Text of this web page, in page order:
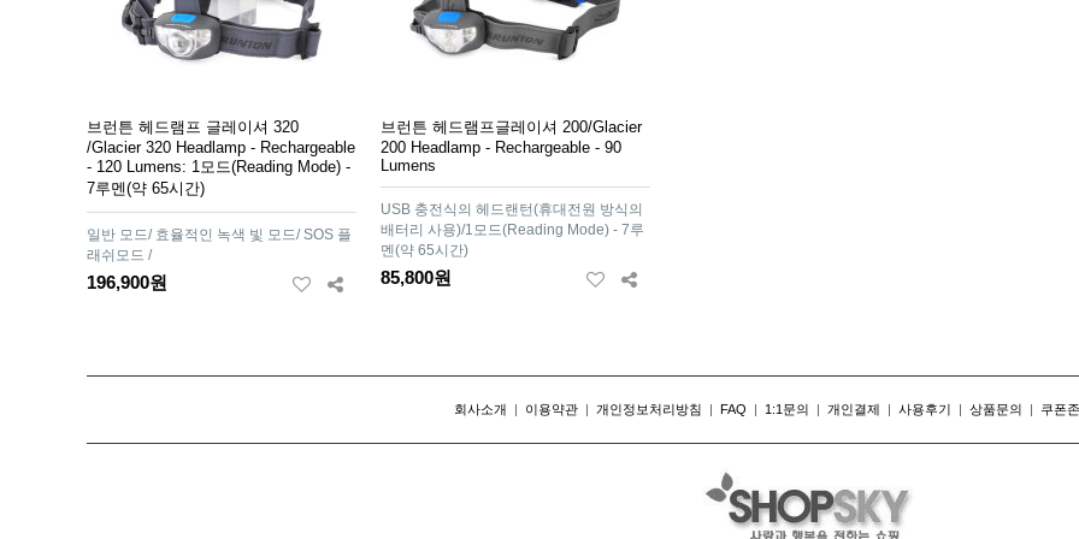
브런튼 헤드램프 글레이셔 320
/Glacier 320 Headlamp - Rechargeable
- 120 Lumens: 1모드(Reading Mode) -
7루멘(약 65시간)
일반 모드/ 효율적인 녹색 빛 모드/ SOS 플
래쉬모드 /
196,900원
브런튼 헤드램프글레이셔 200/Glacier
200 Headlamp - Rechargeable - 90
Lumens
USB 충전식의 헤드랜턴(휴대전원 방식의
배터리 사용)/1모드(Reading Mode) - 7루
멘(약 65시간)
85,800원
회사소개 | 이용약관 | 개인정보처리방침 | FAQ | 1:1문의 | 개인결제 | 사용후기 | 상품문의 | 쿠폰존